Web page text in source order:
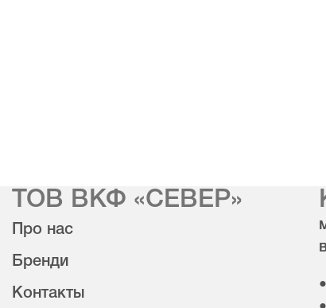
ТОВ ВКФ «СЕВЕР»
Про нас
Бренди
Контакты